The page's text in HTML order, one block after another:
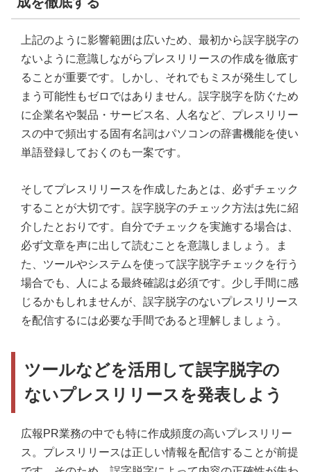
上記のように影響範囲は広いため、最初から誤字脱字の
ないように意識しながらプレスリリースの作成を徹底す
ることが重要です。しかし、それでもミスが発生してし
まう可能性もゼロではありません。誤字脱字を防ぐため
に企業名や製品・サービス名、人名など、プレスリリー
スの中で頻出する固有名詞はパソコンの辞書機能を使い
単語登録しておくのも一案です。
そしてプレスリリースを作成したあとは、必ずチェック
することが大切です。誤字脱字のチェック方法は先に紹
介したとおりです。自分でチェックを実施する場合は、
必ず文章を声に出して読むことを意識しましょう。ま
た、ツールやシステムを使って誤字脱字チェックを行う
場合でも、人による最終確認は必須です。少し手間に感
じるかもしれませんが、誤字脱字のないプレスリリース
を配信するには必要な手間であると理解しましょう。
ツールなどを活用して誤字脱字の
ないプレスリリースを発表しよう
広報PR業務の中でも特に作成頻度の高いプレスリリー
ス。プレスリリースは正しい情報を配信することが前提